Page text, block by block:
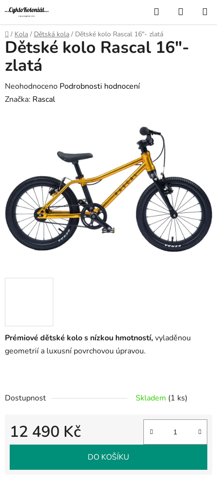
Přejít
na
obsah
Hledat
KOŠÍK
Domů
/ Kola / Dětská kola / Dětské kolo Rascal 16"- zlatá
Prémiové dětské kolo s nízkou hmotností,vyladěnou
geometrií a luxusní povrchovou úpravou.
Dostupnost Skladem (1 ks)
12 490 Kč
Měrná cena:
DO KOŠÍKU
Dětské kolo Rascal 16"-
zlatá
Průměrné
hodnocení
hvězdiček.
Neohodnoceno Podrobnosti hodnocení
Značka: Rascal